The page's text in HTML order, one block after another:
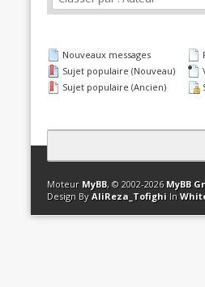
Nouveaux messages
Sujet populaire (Nouveau)
Sujet populaire (Ancien)
Contact Club Affiliation
Moteur MyBB, © 2002-2026 MyBB
Design By AliReza_Tofighi In